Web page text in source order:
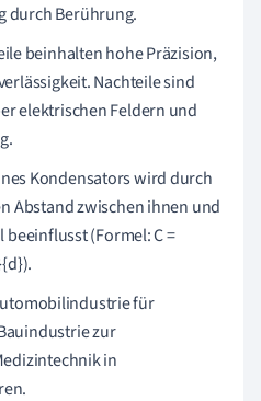
durch Berührung.
beinhalten hohe Präzision,
Nachteile sind
elektrischen Feldern und
Kondensators wird durch
Abstand zwischen ihnen und
(Formel: C =
für
zur
in